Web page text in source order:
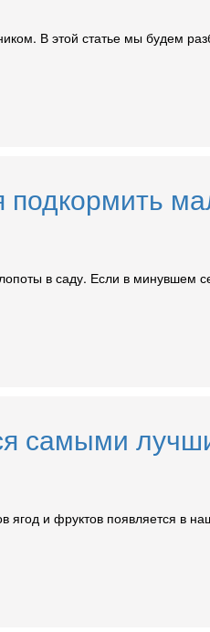
В этой статье мы будем
в саду. Если в
самыми
ягод и фруктов появляется